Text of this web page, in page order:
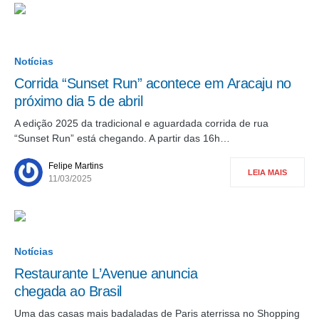
Notícias
Corrida “Sunset Run” acontece em Aracaju no
próximo dia 5 de abril
A edição 2025 da tradicional e aguardada corrida de rua
“Sunset Run” está chegando. A partir das 16h…
Felipe Martins
11/03/2025
LEIA MAIS
Notícias
Restaurante L’Avenue anuncia
chegada ao Brasil
Uma das casas mais badaladas de Paris aterrissa no Shopping